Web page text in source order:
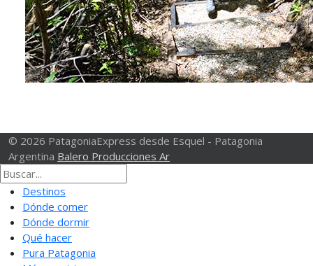
© 2026 PatagoniaExpress desde Esquel - Patagonia
Argentina Balero Producciones Ar
Destinos
Dónde comer
Dónde dormir
Qué hacer
Pura Patagonia